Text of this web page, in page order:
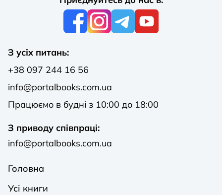
З усіх питань:
+38 097 244 16 56
info@portalbooks.com.ua
Працюємо в будні з 10:00 до 18:00
З приводу співпраці:
info@portalbooks.com.ua
Головна
Усі книги